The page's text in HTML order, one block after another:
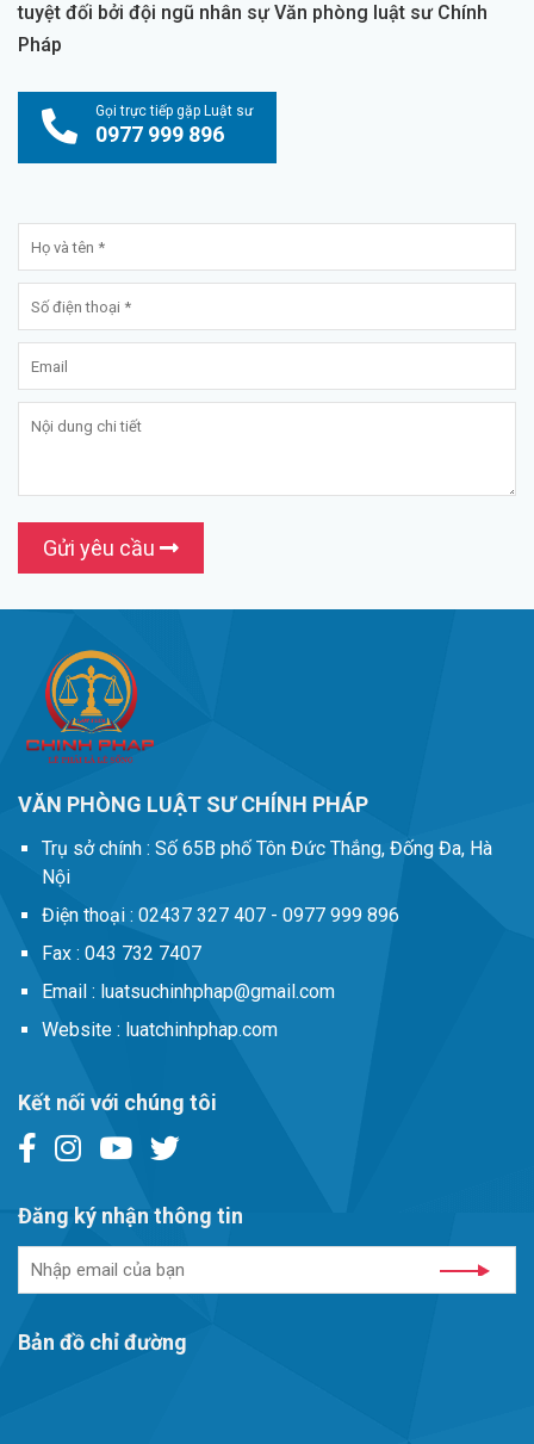
tuyệt đối bởi đội ngũ nhân sự Văn phòng luật sư Chính
Pháp
Gọi trực tiếp gặp Luật sư
0977 999 896
Gửi yêu cầu
VĂN PHÒNG LUẬT SƯ CHÍNH PHÁP
Trụ sở chính : Số 65B phố Tôn Đức Thắng, Đống Đa, Hà
Nội
Điện thoại : 02437 327 407 - 0977 999 896
Fax : 043 732 7407
Email : luatsuchinhphap@gmail.com
Website : luatchinhphap.com
Kết nối với chúng tôi
Đăng ký nhận thông tin
Bản đồ chỉ đường